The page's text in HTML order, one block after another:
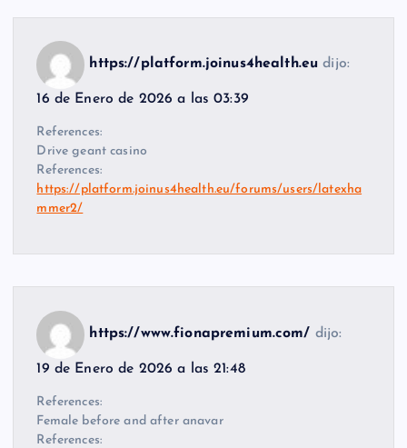
https://platform.joinus4health.eu dijo:
16 de Enero de 2026 a las 03:39
References:
Drive geant casino
References:
https://platform.joinus4health.eu/forums/users/latexha
mmer2/
https://www.fionapremium.com/ dijo:
19 de Enero de 2026 a las 21:48
References:
Female before and after anavar
References: